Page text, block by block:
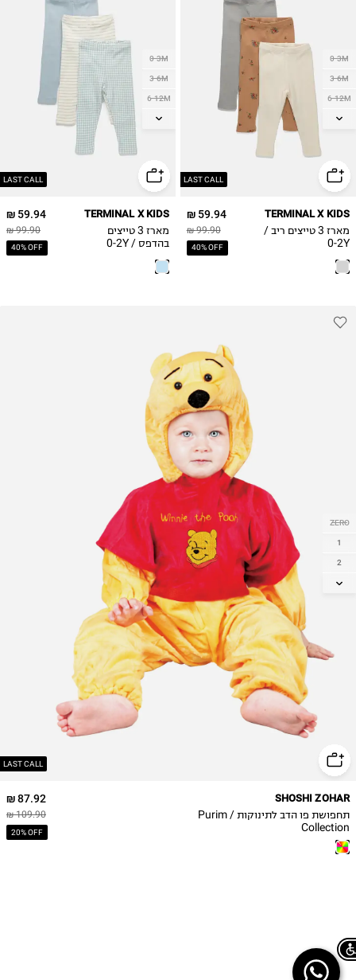
LAST CALL
0-3M
3-6M
6-12M
12-18M
59.94 ₪
99.90 ₪
40% OFF
TERMINAL X KIDS
מארז 3 טייצים ריב /
0-2Y
LAST CALL
0-3M
3-6M
6-12M
12-18M
59.94 ₪
99.90 ₪
40% OFF
TERMINAL X KIDS
מארז 3 טייצים
בהדפס / 0-2Y
LAST CALL
ZERO
1
2
3
87.92 ₪
109.90 ₪
20% OFF
SHOSHI ZOHAR
תחפושת פו הדב לתינוקות / Purim
Collection